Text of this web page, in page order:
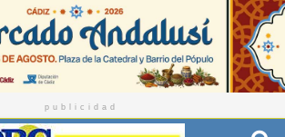
publicidad